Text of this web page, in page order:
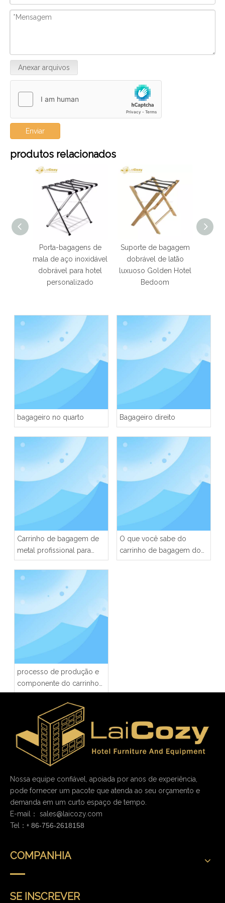
Anexar arquivos
Enviar
produtos relacionados
Porta-bagagens de
mala de aço inoxidável
dobrável para hotel
personalizado
Suporte de bagagem
dobrável de latão
luxuoso Golden Hotel
Bedoom
bagageiro no quarto Bagageiro direito
Carrinho de bagagem de
metal profissional para
hotel
O que você sabe do
carrinho de bagagem do
hotel
processo de produção e
componente do carrinho
de bagagem
Nossa equipe confiável, apoiada por anos de experiência,
pode fornecer um pacote que atenda ao seu orçamento e
demanda em um curto espaço de tempo.
E-mail： sales@laicozy.com
Tel：+ 86-756-2618158
COMPANHIA
SE INSCREVER